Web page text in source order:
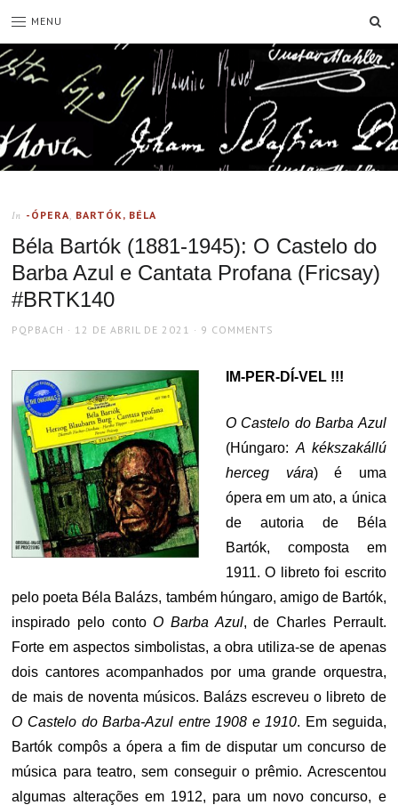
MENU
In -ÓPERA, BARTÓK, BÉLA
Béla Bartók (1881-1945): O Castelo do
Barba Azul e Cantata Profana (Fricsay)
#BRTK140
AUTHOR
PQPBACH
POSTED
12 DE ABRIL DE 2021 9 COMMENTS
IM-PER-DÍ-VEL !!!
O Castelo do Barba Azul
(Húngaro: A kékszakállú
herceg vára) é uma
ópera em um ato, a única
de autoria de Béla
Bartók, composta em
1911. O libreto foi escrito
pelo poeta Béla Balázs, também húngaro, amigo de Bartók,
inspirado pelo contoO Barba Azul, de Charles Perrault.
Forte em aspectos simbolistas, a obra utiliza-se de apenas
dois cantores acompanhados por uma grande orquestra,
de mais de noventa músicos. Balázs escreveu o libreto de
O Castelo do Barba-Azul entre 1908 e 1910. Em seguida,
Bartók compôs a ópera a fim de disputar um concurso de
música para teatro, sem conseguir o prêmio. Acrescentou
algumas alterações em 1912, para um novo concurso, e